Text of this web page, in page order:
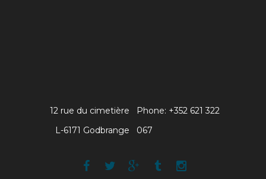
Phone: +352 621 322
067
12 rue du cimetière
L-6171 Godbrange